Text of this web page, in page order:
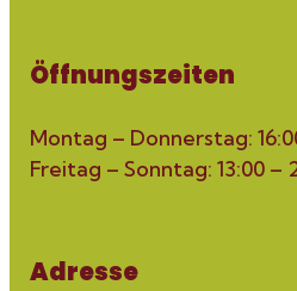
Öffnungszeiten
Montag – Donnerstag:
Freitag – Sonntag: 13:00 –
Adresse